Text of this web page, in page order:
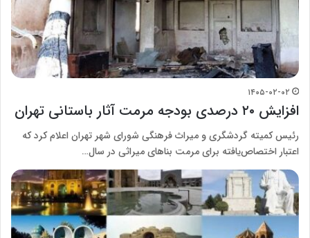
۱۴۰۵-۰۲-۰۲
افزایش ۲۰ درصدی بودجه مرمت آثار باستانی تهران
رئیس کمیته گردشگری و میراث فرهنگی شورای شهر تهران اعلام کرد که
اعتبار اختصاص‌یافته برای مرمت بناهای میراثی در سال…